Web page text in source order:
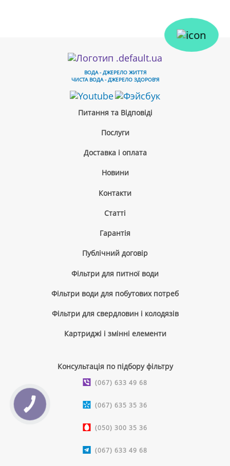
ВОДА - ДЖЕРЕЛО ЖИТТЯ
ЧИСТА ВОДА - ДЖЕРЕЛО ЗДОРОВ'Я
Питання та Відповіді
Послуги
Доставка і оплата
Новини
Контакти
Cтатті
Гарантія
Публічний договір
Фільтри для питної води
Фільтри води для побутових потреб
Фільтри для свердловин і колодязів
Картриджі і змінні елементи
Консультація по підбору фільтру
(067) 633 49 68
(067) 635 35 36
(050) 300 35 36
(067) 633 49 68
КНОПКА
ЗВ'ЯЗКУ